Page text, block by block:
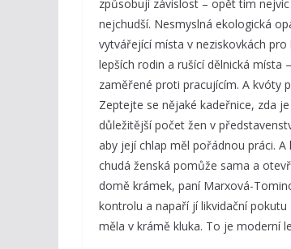
způsobují závislost – opět tím
nejchudší. Nesmyslná ekologická
vytvářející místa v neziskovkách pro
lepších rodin a rušící dělnická místa
zaměřené proti pracujícím. A kvóty
Zeptejte se nějaké kadeřnice, zda
důležitější počet žen v
aby její chlap měl pořádnou práci. A
chudá ženská pomůže sama a
domě krámek, paní Marxová-
kontrolu a napaří jí likvidační pokutu
měla v krámě kluka. To je moderní